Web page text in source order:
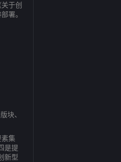
于创
署。
块、
集
是提
新型